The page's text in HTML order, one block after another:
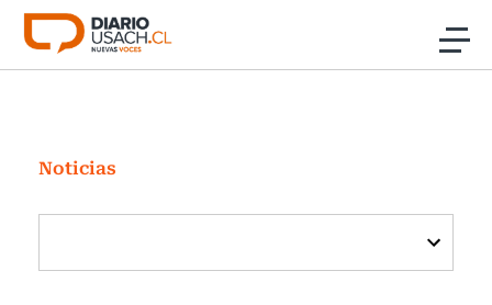
Click acá para ir directamente al contenido
Investigación
Cultura
Programas Radio y TV Usach
Noticias